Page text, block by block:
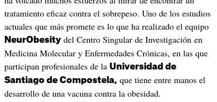
tratamiento eficaz contra el sobrepeso. Uno de los estudios
actuales que más promete es lo que ha realizado el equipo
NeurObesitydel Centro Singular de Investigación en
Medicina Molecular y Enfermedades Crónicas, en las que
participan profesionales de la Universidad de
Santiago de Compostela, que tiene entre manos el
desarrollo de una vacuna contra la obesidad.